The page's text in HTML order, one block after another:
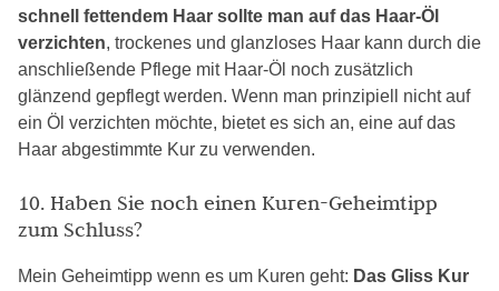
schnell fettendem Haar sollte man auf das Haar-Öl
verzichten, trockenes und glanzloses Haar kann durch die
anschließende Pflege mit Haar-Öl noch zusätzlich
glänzend gepflegt werden. Wenn man prinzipiell nicht auf
ein Öl verzichten möchte, bietet es sich an, eine auf das
Haar abgestimmte Kur zu verwenden.
10. Haben Sie noch einen Kuren-Geheimtipp
zum Schluss?
Mein Geheimtipp wenn es um Kuren geht: Das Gliss Kur